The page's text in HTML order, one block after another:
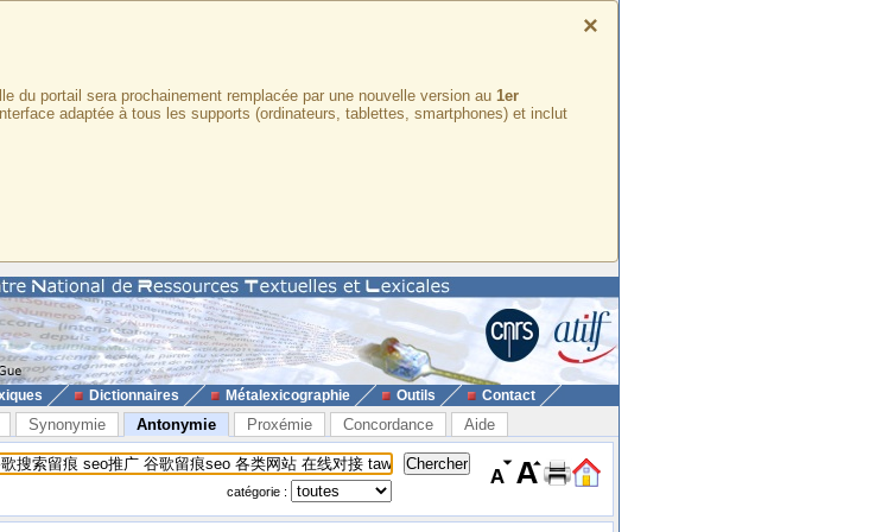
×
du portail sera prochainement remplacée par une nouvelle version au 1er
adaptée à tous les supports (ordinateurs, tablettes, smartphones) et inclut
Dictionnaires Métalexicographie Outils Contact
Synonymie Antonymie Proxémie Concordance Aide
catégorie :